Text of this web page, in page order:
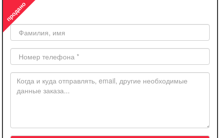
продано